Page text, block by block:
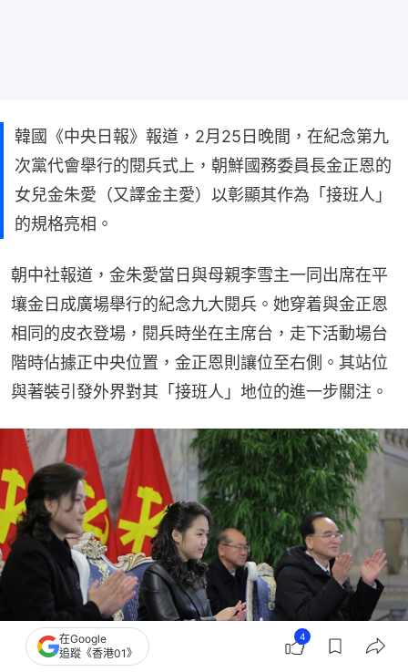
韓國《中央日報》報道，2月25日晚間，在紀念第九
次黨代會舉行的閱兵式上，朝鮮國務委員長金正恩的
女兒金朱愛（又譯金主愛）以彰顯其作為「接班人」
的規格亮相。
朝中社報道，金朱愛當日與母親李雪主一同出席在平
壤金日成廣場舉行的紀念九大閱兵。她穿着與金正恩
相同的皮衣登場，閱兵時坐在主席台，走下活動場台
階時佔據正中央位置，金正恩則讓位至右側。其站位
與著裝引發外界對其「接班人」地位的進一步關注。
在Google
追蹤《香港01》
4